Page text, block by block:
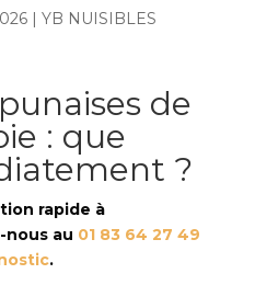
| YB NUISIBLES
de
: que
?
rapide à
nous au 01 83 64 27 49
.